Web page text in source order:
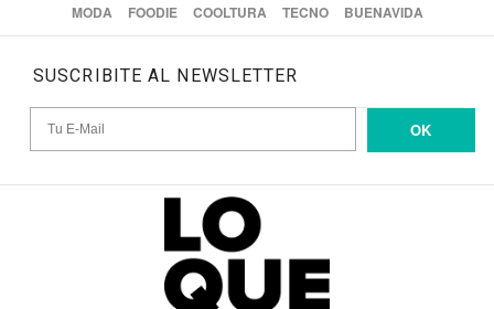
MODA FOODIE COOLTURA TECNO BUENAVIDA
SUSCRIBITE AL NEWSLETTER
OK